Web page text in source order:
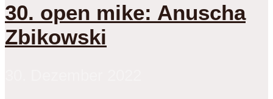
30. open mike: Anuscha
Zbikowski